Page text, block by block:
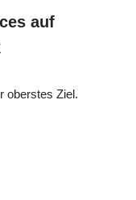
auf
oberstes Ziel.